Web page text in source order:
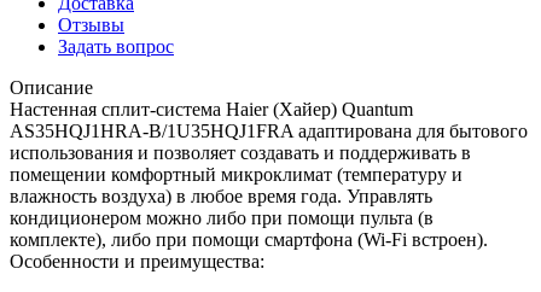
Отзывы
Задать вопрос
Описание
Настенная сплит-система Haier (Хайер) Quantum
AS35HQJ1HRA-B/1U35HQJ1FRA адаптирована для бытового
использования и позволяет создавать и поддерживать в
помещении комфортный микроклимат (температуру и
влажность воздуха) в любое время года. Управлять
кондиционером можно либо при помощи пульта (в
комплекте), либо при помощи смартфона (Wi-Fi встроен).
Особенности и преимущества: